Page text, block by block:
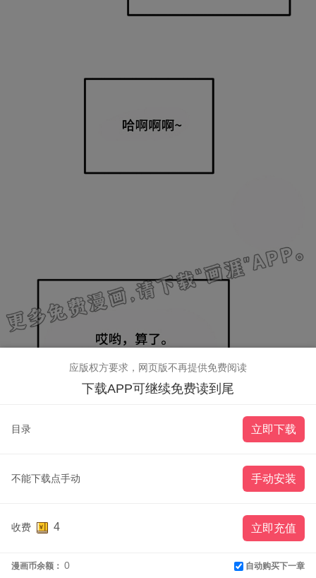
应版权方要求，网页版不再提供免费阅读
下载APP可继续免费读到尾
目录 立即下载
不能下载点手动 手动安装
收费 4 立即充值
漫画币余额： 0 自动购买下一章